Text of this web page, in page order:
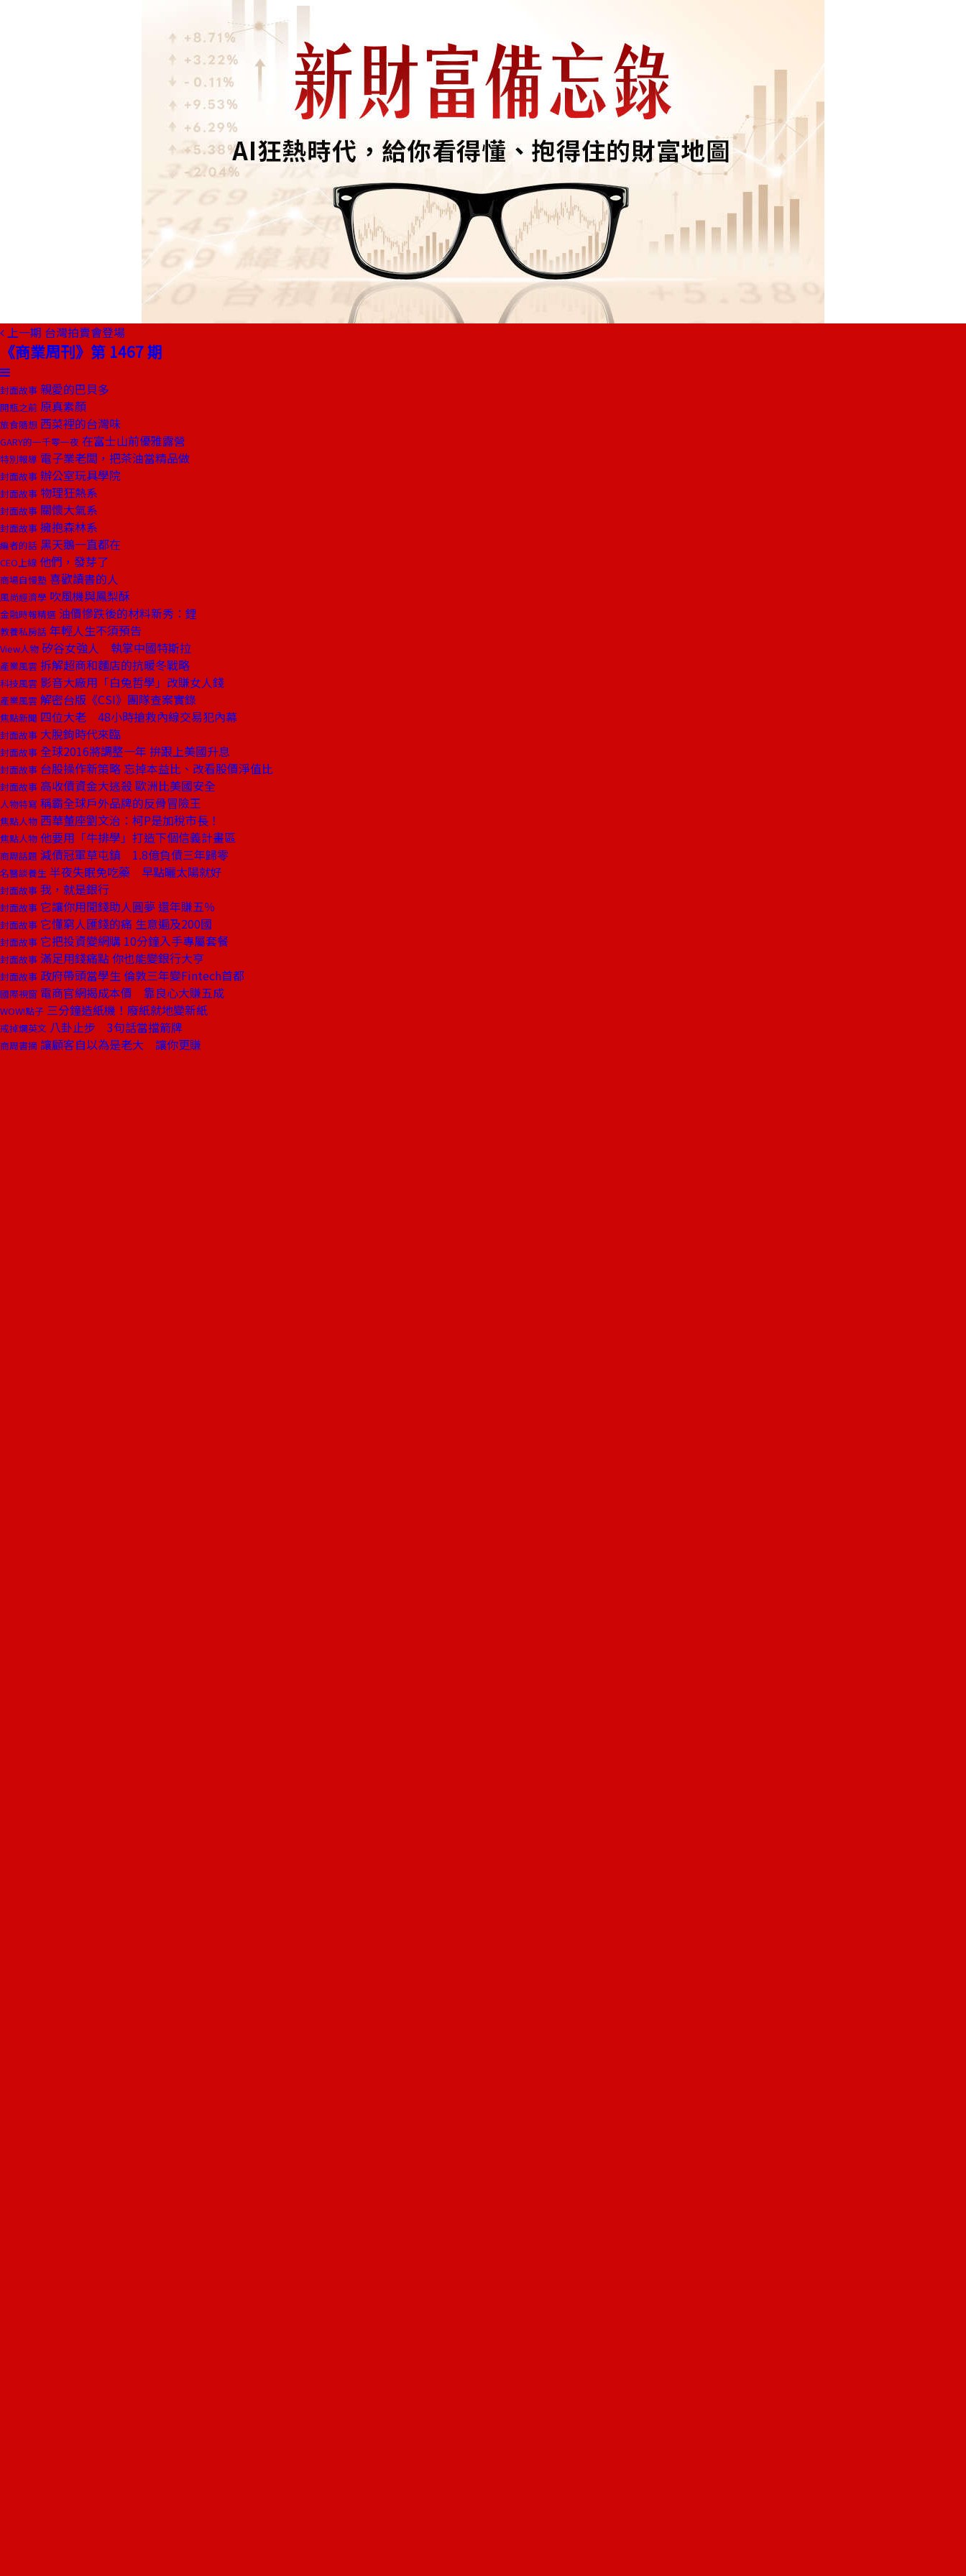
上一期 台灣拍賣會登場
《商業周刊》第 1467 期
封面故事 親愛的巴貝多
開瓶之前 原真素顏
旅食隨想 西菜裡的台灣味
GARY的一千零一夜 在富士山前優雅露營
特別報導 電子業老闆，把茶油當精品做
封面故事 辦公室玩具學院
封面故事 物理狂熱系
封面故事 關懷大氣系
封面故事 擁抱森林系
編者的話 黑天鵝一直都在
CEO上線 他們，發芽了
商場自慢塾 喜歡讀書的人
風尚經濟學 吹風機與鳳梨酥
金融時報精選 油價慘跌後的材料新秀：鋰
教養私房話 年輕人生不須預告
View人物 矽谷女強人 執掌中國特斯拉
產業風雲 拆解超商和麵店的抗暖冬戰略
科技風雲 影音大廠用「白兔哲學」改賺女人錢
產業風雲 解密台版《CSI》團隊查案實錄
焦點新聞 四位大老 48小時搶救內線交易犯內幕
封面故事 大脫鉤時代來臨
封面故事 全球2016將調整一年 拚跟上美國升息
封面故事 台股操作新策略 忘掉本益比、改看股價淨值比
封面故事 高收債資金大逃殺 歐洲比美國安全
人物特寫 稱霸全球戶外品牌的反骨冒險王
焦點人物 西華董座劉文治：柯P是加稅市長！
焦點人物 他要用「牛排學」打造下個信義計畫區
商周話題 減債冠軍草屯鎮 1.8億負債三年歸零
名醫談養生 半夜失眠免吃藥 早點曬太陽就好
封面故事 我，就是銀行
封面故事 它讓你用閒錢助人圓夢 還年賺五％
封面故事 它懂窮人匯錢的痛 生意遍及200國
封面故事 它把投資變網購 10分鐘入手專屬套餐
封面故事 滿足用錢痛點 你也能變銀行大亨
封面故事 政府帶頭當學生 倫敦三年變Fintech首都
國際視窗 電商官網揭成本價 靠良心大賺五成
WOW!點子 三分鐘造紙機！廢紙就地變新紙
戒掉爛英文 八卦止步 3句話當擋箭牌
商周書摘 讓顧客自以為是老大 讓你更賺